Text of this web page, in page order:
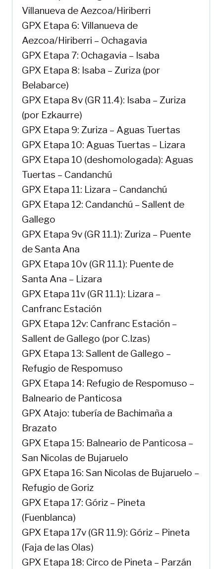
Villanueva de Aezcoa/Hiriberri
GPX Etapa 6: Villanueva de
Aezcoa/Hiriberri – Ochagavia
GPX Etapa 7: Ochagavia – Isaba
GPX Etapa 8: Isaba – Zuriza (por
Belabarce)
GPX Etapa 8v (GR 11.4): Isaba – Zuriza
(por Ezkaurre)
GPX Etapa 9: Zuriza – Aguas Tuertas
GPX Etapa 10: Aguas Tuertas – Lizara
GPX Etapa 10 (deshomologada): Aguas
Tuertas – Candanchú
GPX Etapa 11: Lizara – Candanchú
GPX Etapa 12: Candanchú – Sallent de
Gallego
GPX Etapa 9v (GR 11.1): Zuriza – Puente
de Santa Ana
GPX Etapa 10v (GR 11.1): Puente de
Santa Ana – Lizara
GPX Etapa 11v (GR 11.1): Lizara –
Canfranc Estación
GPX Etapa 12v: Canfranc Estación –
Sallent de Gallego (por C.Izas)
GPX Etapa 13: Sallent de Gallego –
Refugio de Respomuso
GPX Etapa 14: Refugio de Respomuso –
Balneario de Panticosa
GPX Atajo: tubería de Bachimaña a
Brazato
GPX Etapa 15: Balneario de Panticosa –
San Nicolas de Bujaruelo
GPX Etapa 16: San Nicolas de Bujaruelo –
Refugio de Goriz
GPX Etapa 17: Góriz – Pineta
(Fuenblanca)
GPX Etapa 17v (GR 11.9): Góriz – Pineta
(Faja de las Olas)
GPX Etapa 18: Circo de Pineta – Parzán